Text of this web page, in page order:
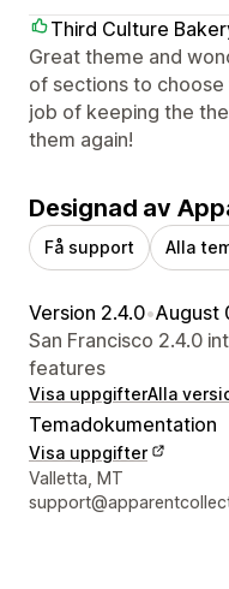
Third Culture
Great theme and
of sections to
job of keeping the
them again!
Designad av
Få support Alla
Version 2.4.0•August
San Francisco 2.4.0
features
Visa uppgifterAlla
Temadokumentation
Visa uppgifter
Designerns
Valletta, MT